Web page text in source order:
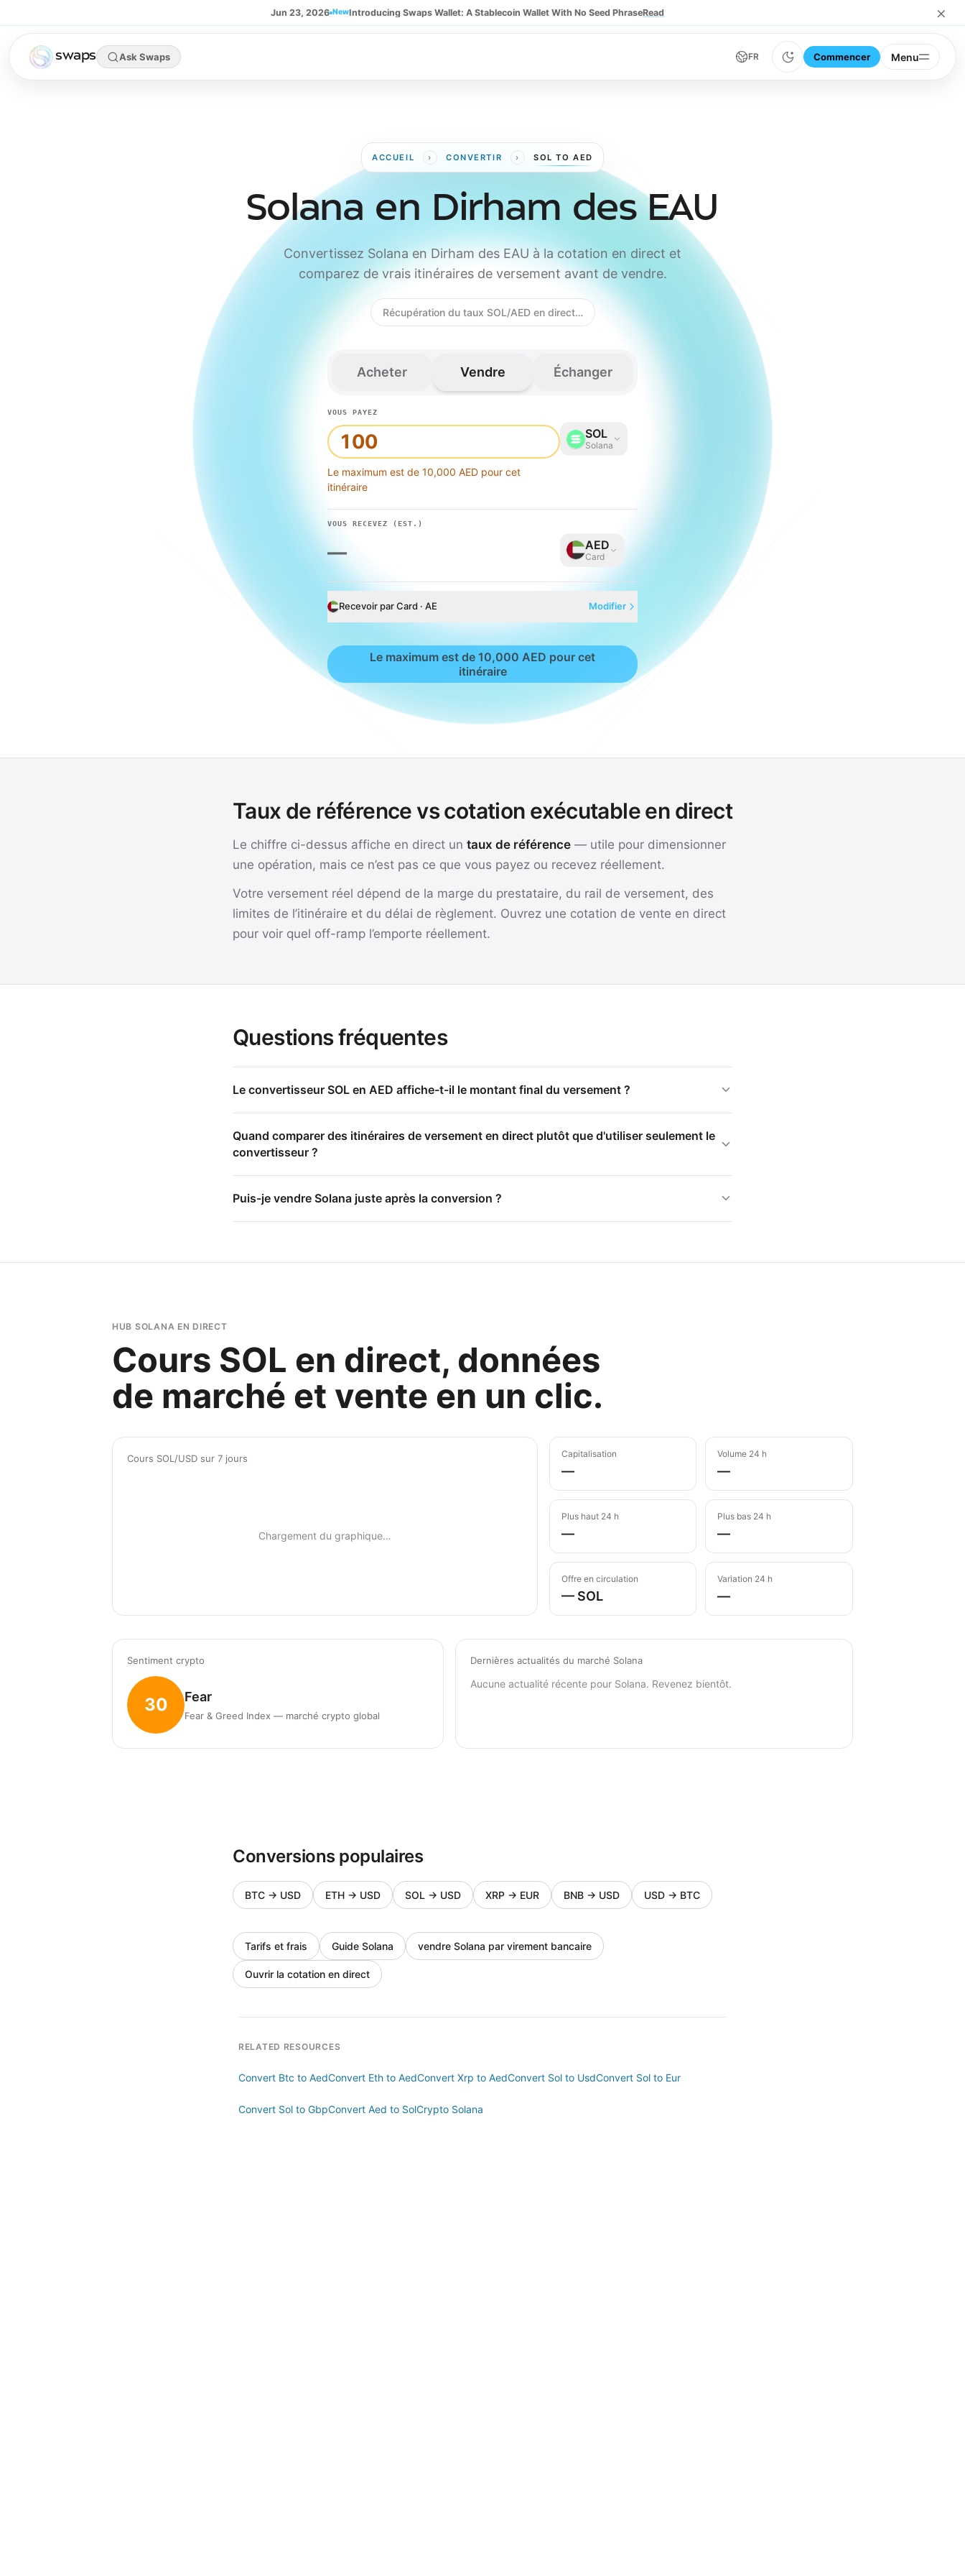
Jun 23, 2026 NewIntroducing Swaps Wallet: A Stablecoin Wallet With No Seed PhraseRead ×
swaps Ask Swaps FR Commencer Menu
ACCUEIL › CONVERTIR › SOL TO AED
Solana en Dirham des EAU
Convertissez Solana en Dirham des EAU à la cotation en direct et
comparez de vrais itinéraires de versement avant de vendre.
Récupération du taux SOL/AED en direct…
Acheter Vendre Échanger
VOUS PAYEZ
Le maximum est de 10,000 AED pour cet
itinéraire
SOL
Solana
VOUS RECEVEZ (EST.)
— AED
Card
Recevoir par Card · AE Modifier
Le maximum est de 10,000 AED pour cet
itinéraire
Taux de référence vs cotation exécutable en direct
Le chiffre ci-dessus affiche en direct un taux de référence — utile pour dimensionner
une opération, mais ce n’est pas ce que vous payez ou recevez réellement.
Votre versement réel dépend de la marge du prestataire, du rail de versement, des
limites de l’itinéraire et du délai de règlement. Ouvrez une cotation de vente en direct
pour voir quel off-ramp l’emporte réellement.
Questions fréquentes
Le convertisseur SOL en AED affiche-t-il le montant final du versement ?
Quand comparer des itinéraires de versement en direct plutôt que d'utiliser seulement le
convertisseur ?
Puis-je vendre Solana juste après la conversion ?
HUB SOLANA EN DIRECT
Cours SOL en direct, données
de marché et vente en un clic.
Cours SOL/USD sur 7 jours
Chargement du graphique…
Capitalisation
—
Volume 24 h
—
Plus haut 24 h
—
Plus bas 24 h
—
Offre en circulation
— SOL
Variation 24 h
—
Sentiment crypto
30 Fear
Fear & Greed Index — marché crypto global
Dernières actualités du marché Solana
Aucune actualité récente pour Solana. Revenez bientôt.
Conversions populaires
BTC → USD ETH → USD SOL → USD XRP → EUR BNB → USD USD → BTC
Tarifs et frais Guide Solana vendre Solana par virement bancaire
Ouvrir la cotation en direct
RELATED RESOURCES
Convert Btc to AedConvert Eth to AedConvert Xrp to AedConvert Sol to UsdConvert Sol to Eur
Convert Sol to GbpConvert Aed to SolCrypto Solana